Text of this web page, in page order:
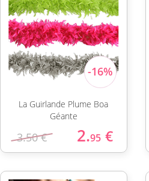
La Guirlande Plume Boa
Géante
3.50 € 2.95 €